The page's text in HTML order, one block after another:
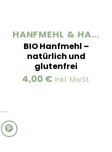
HANFMEHL & HANFPROTEIN
BIO Hanfmehl –
natürlich und
glutenfrei
4,00 € Inkl. MwSt.